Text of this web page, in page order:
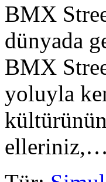
BMX
dünyada
BMX
yoluyla
elleriniz,…